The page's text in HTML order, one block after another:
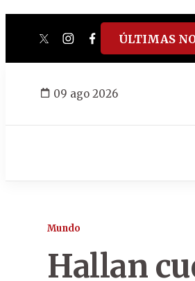
twitterinstagram
facebook
tiktokyoutube
ÚLTIMAS
09 ago 2026
Mundo
Hallan